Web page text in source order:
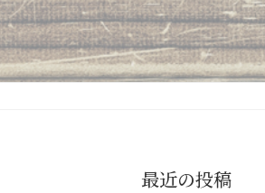
最近の投稿